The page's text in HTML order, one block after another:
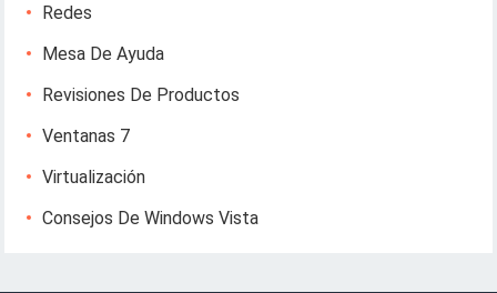
Redes
Mesa De Ayuda
Revisiones De Productos
Ventanas 7
Virtualización
Consejos De Windows Vista